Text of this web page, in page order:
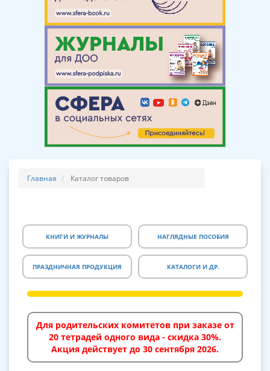
Главная Каталог товаров
КНИГИ И ЖУРНАЛЫ НАГЛЯДНЫЕ ПОСОБИЯ
ПРАЗДНИЧНАЯ ПРОДУКЦИЯ КАТАЛОГИ И ДР.
Для родительских комитетов при заказе от
20 тетрадей одного вида - скидка 30%.
Акция действует до 30 сентября 2026.